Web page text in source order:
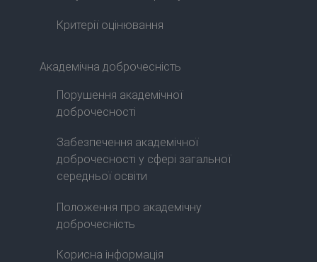
Критерії оцінювання
Академічна доброчесність
Порушення академічної
доброчесності
Забезпечення академічної
доброчесності у сфері загальної
середньої освіти
Положення про академічну
доброчесність
Корисна інформація